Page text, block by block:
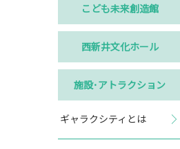
こども未来創造館
西新井文化ホール
施設･アトラクション
ギャラクシティとは